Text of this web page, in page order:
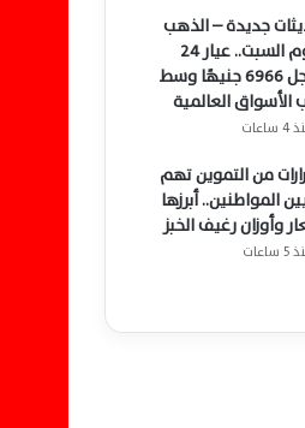
جديدة – الذهب
اليوم السبت.. عيار 24
يسجل 6966 جنيهًا وسط
الأسواق العالمية
ساعات
من التموين تهم
المواطنين.. أبرزها
وأوزان رغيف الخبز